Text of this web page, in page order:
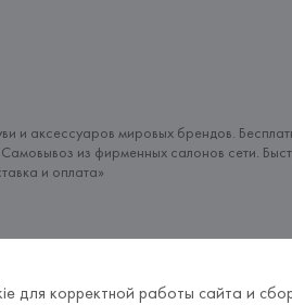
и аксессуаров мировых брендов.
из фирменных салонов сети.
и оплата»
для корректной работы сайта и